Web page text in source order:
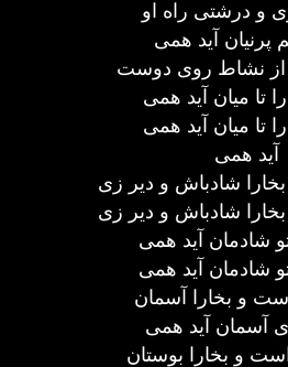
و درشتی راه او
پرنیان آید همی
نشاط روی دوست
تا میان آید همی
تا میان آید همی
آید همی
بخارا شادباش و دیر زی
بخارا شادباش و دیر زی
شادمان آید همی
شادمان آید همی
و بخارا آسمان
آسمان آید همی
و بخارا بوستان